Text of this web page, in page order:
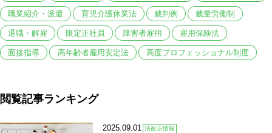
職業紹介・派遣 育児介護休業法 裁判例 裁量労働制
退職・解雇 限定正社員 障害者雇用 雇用保険法
面接指導 高年齢者雇用安定法 高度プロフェッショナル制度
閲覧記事ランキング
2025.09.01 法改正情報